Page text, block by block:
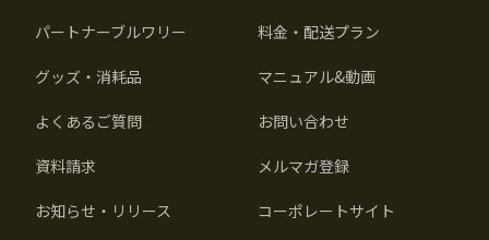
パートナーブルワリー 料金・配送プラン
グッズ・消耗品 マニュアル&動画
よくあるご質問 お問い合わせ
資料請求 メルマガ登録
お知らせ・リリース コーポレートサイト